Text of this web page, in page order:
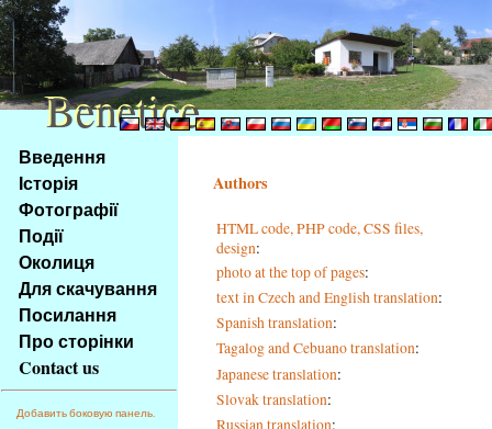
Na
obsah
stránky
Klávesové
zkratky
tomto
webu
základní
Hlavní
strana
Введення
Історія
Фотографії
Події
Околиця
Для скачування
Посилання
Про сторінки
Contact us
Добавить боковую панель.
Authors
HTML code, PHP code, CSS files,
design:
photo at the top of pages:
text in Czech and English translation:
Spanish translation:
Tagalog and Cebuano translation:
Japanese translation:
Slovak translation:
Russian translation:
Benetice
Benetice